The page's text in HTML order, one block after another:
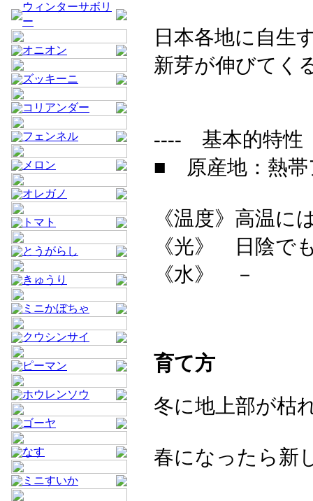
ウィンターサボリ
ー
オニオン
ズッキーニ
コリアンダー
フェンネル
メロン
オレガノ
トマト
とうがらし
きゅうり
ミニかぼちゃ
クウシンサイ
ピーマン
ホウレンソウ
ゴーヤ
なす
ミニすいか
日本各地に自生
新芽が伸びてく
---- 基本的特
■ 原産地：熱帯
《温度》高温に
《光》 日陰で
《水》 －
育て方
冬に地上部が枯
春になったら新